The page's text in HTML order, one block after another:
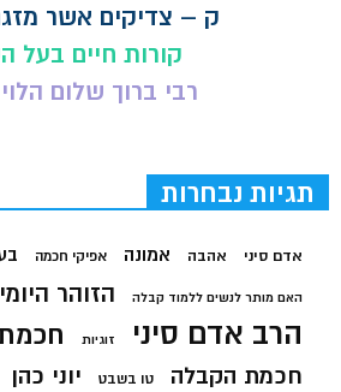
ק – צדיקים אשר
קורות חיים בעל
רבי ברוך שלום
תגיות נבחרות
אדם סיני אהבה אמונה אפיקי חכמה
האם מותר לנשים ללמוד קבלה הזוהר היומי
הרב אדם סיני זוגיות
חכמת הקבלה טו בשבט יוני כהן